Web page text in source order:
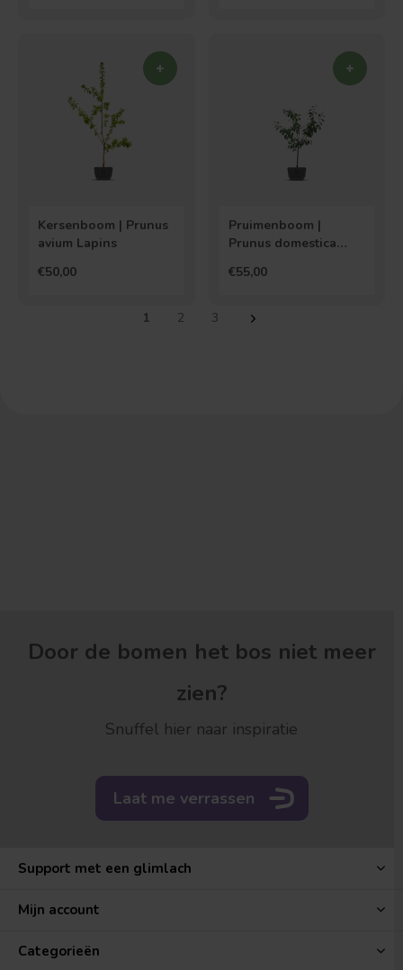
Kersenboom | Prunus
avium Lapins
€50,00
Pruimenboom |
Prunus domestica
€55,00
1 2 3
Door de bomen het bos niet meer
zien?
Snuffel hier naar inspiratie
Laat me verrassen
Support met een glimlach
Mijn account
Categorieën